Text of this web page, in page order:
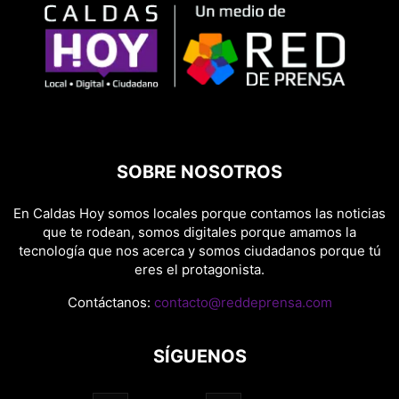
SOBRE NOSOTROS
En Caldas Hoy somos locales porque contamos las noticias
que te rodean, somos digitales porque amamos la
tecnología que nos acerca y somos ciudadanos porque tú
eres el protagonista.
Contáctanos: contacto@reddeprensa.com
SÍGUENOS